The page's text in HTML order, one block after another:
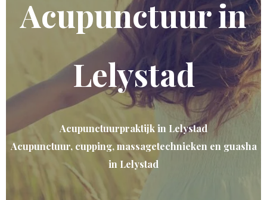
Acupunctuur in
Lelystad
Acupunctuurpraktijk in Lelystad
Acupunctuur, cupping, massagetechnieken en guasha
in Lelystad